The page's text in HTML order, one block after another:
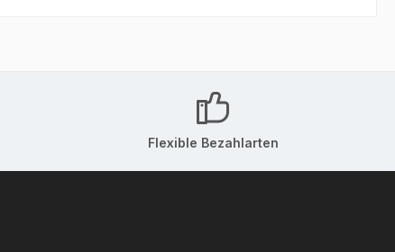
Flexible Bezahlarten